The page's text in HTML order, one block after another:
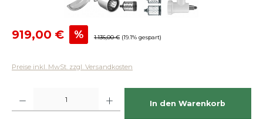
Verkaufspreis:
919,00 € % Regulärer Preis:
1.136,00 € (19.1% gespart)
Preise inkl. MwSt. zzgl. Versandkosten
In den Warenkorb